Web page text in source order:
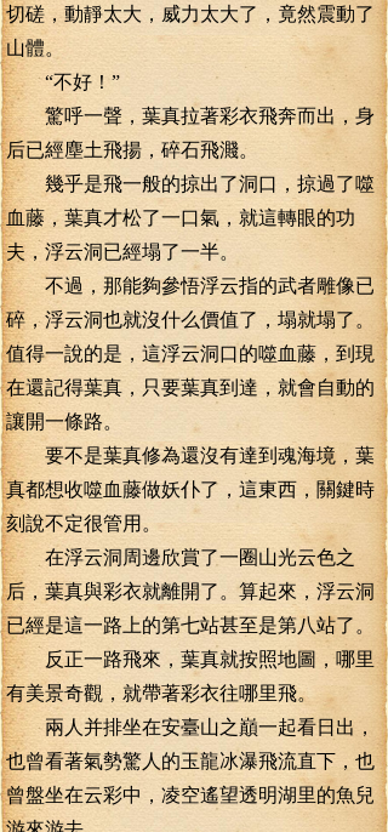
切磋，動靜太大，威力太大了，竟然震動了
山體。
“不好！”
驚呼一聲，葉真拉著彩衣飛奔而出，身
后已經塵土飛揚，碎石飛濺。
幾乎是飛一般的掠出了洞口，掠過了噬
血藤，葉真才松了一口氣，就這轉眼的功
夫，浮云洞已經塌了一半。
不過，那能夠參悟浮云指的武者雕像已
碎，浮云洞也就沒什么價值了，塌就塌了。
值得一說的是，這浮云洞口的噬血藤，到現
在還記得葉真，只要葉真到達，就會自動的
讓開一條路。
要不是葉真修為還沒有達到魂海境，葉
真都想收噬血藤做妖仆了，這東西，關鍵時
刻說不定很管用。
在浮云洞周邊欣賞了一圈山光云色之
后，葉真與彩衣就離開了。算起來，浮云洞
已經是這一路上的第七站甚至是第八站了。
反正一路飛來，葉真就按照地圖，哪里
有美景奇觀，就帶著彩衣往哪里飛。
兩人并排坐在安臺山之巔一起看日出，
也曾看著氣勢驚人的玉龍冰瀑飛流直下，也
曾盤坐在云彩中，凌空遙望透明湖里的魚兒